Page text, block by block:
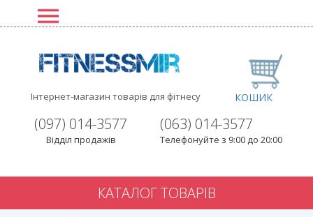
Інтернет-магазин товарів для фітнесу
(063) 014-3577
Телефонуйте з 9:00 до 20:00
(097) 014-3577
Відділ продажів
КОШИК
КАТАЛОГ ТОВАРІВ